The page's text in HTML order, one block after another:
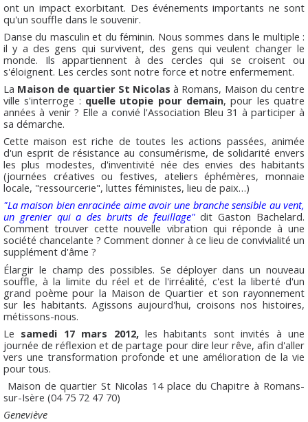
ont un impact exorbitant. Des événements importants ne sont
qu'un souffle dans le souvenir.
Danse du masculin et du féminin. Nous sommes dans le multiple :
il y a des gens qui survivent, des gens qui veulent changer le
monde. Ils appartiennent à des cercles qui se croisent ou
s'éloignent. Les cercles sont notre force et notre enfermement.
La Maison de quartier St Nicolas à Romans, Maison du centre
ville s'interroge : quelle utopie pour demain, pour les quatre
années à venir ? Elle a convié l'Association Bleu 31 à participer à
sa démarche.
Cette maison est riche de toutes les actions passées, animée
d'un esprit de résistance au consumérisme, de solidarité envers
les plus modestes, d'inventivité née des envies des habitants
(journées créatives ou festives, ateliers éphémères, monnaie
locale, "ressourcerie", luttes féministes, lieu de paix…)
"La maison bien enracinée aime avoir une branche sensible au vent,
un grenier qui a des bruits de feuillage"dit Gaston Bachelard.
Comment trouver cette nouvelle vibration qui réponde à une
société chancelante ? Comment donner à ce lieu de convivialité un
supplément d'âme ?
Élargir le champ des possibles. Se déployer dans un nouveau
souffle, à la limite du réel et de l'irréalité, c'est la liberté d'un
grand poème pour la Maison de Quartier et son rayonnement
sur les habitants. Agissons aujourd'hui, croisons nos histoires,
métissons-nous.
Le samedi 17 mars 2012,les habitants sont invités à une
journée de réflexion et de partage pour dire leur rêve, afin d'aller
vers une transformation profonde et une amélioration de la vie
pour tous.
Maison de quartier St Nicolas 14 place du Chapitre à Romans-
sur-Isère (04 75 72 47 70)
Geneviève